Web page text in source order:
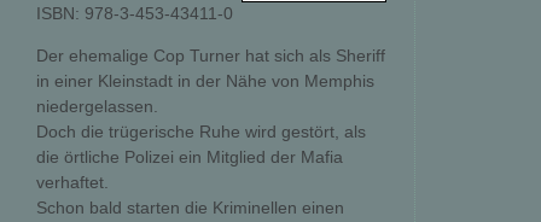
ISBN: 978-3-453-43411-0
Der ehemalige Cop Turner hat sich als Sheriff
in einer Kleinstadt in der Nähe von Memphis
niedergelassen.
Doch die trügerische Ruhe wird gestört, als
die örtliche Polizei ein Mitglied der Mafia
verhaftet.
Schon bald starten die Kriminellen einen